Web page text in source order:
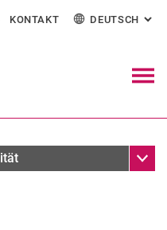
Springe direkt zu: Inhalt
Springe direkt zu: Suche
Springe direkt zu:
externen Link in einem
KONTAKT
und Öffentlichkeit
Einrichtungen suchen
DEUTSCH :